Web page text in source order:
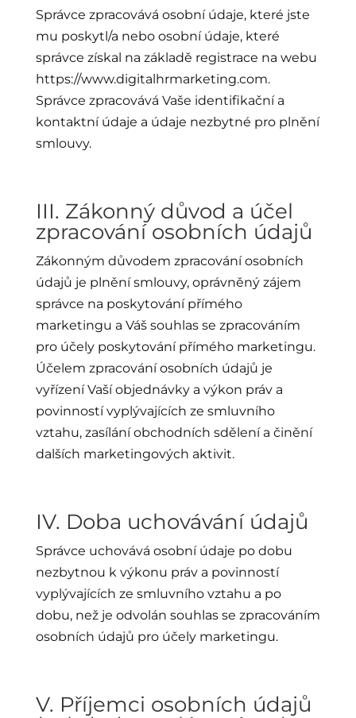
Správce zpracovává osobní údaje, které jste
mu poskytl/a nebo osobní údaje, které
správce získal na základě registrace na webu
https://www.digitalhrmarketing.com.
Správce zpracovává Vaše identifikační a
kontaktní údaje a údaje nezbytné pro plnění
smlouvy.
III. Zákonný důvod a účel
zpracování osobních údajů
Zákonným důvodem zpracování osobních
údajů je plnění smlouvy, oprávněný zájem
správce na poskytování přímého
marketingu a Váš souhlas se zpracováním
pro účely poskytování přímého marketingu.
Účelem zpracování osobních údajů je
vyřízení Vaší objednávky a výkon práv a
povinností vyplývajících ze smluvního
vztahu, zasílání obchodních sdělení a činění
dalších marketingových aktivit.
IV. Doba uchovávání údajů
Správce uchovává osobní údaje po dobu
nezbytnou k výkonu práv a povinností
vyplývajících ze smluvního vztahu a po
dobu, než je odvolán souhlas se zpracováním
osobních údajů pro účely marketingu.
V. Příjemci osobních údajů